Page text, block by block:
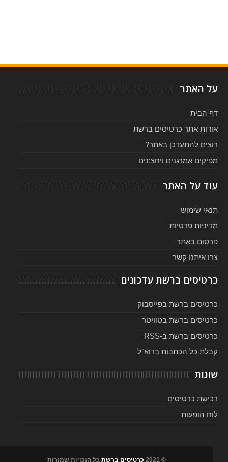
על האתר
דף הבית
אודות אתר כרטיסים ברשת
רוצים להתעדכן באתר?
מפיקים אמרגנים ויחצ:נים
עוד על האתר
תנאי שימוש
מדיניות פרטיות
פרסום באתר
צרו איתנו קשר
כרטיסים ברשת עדכונים
כרטיסים ברשת בפייסבוק
כרטיסים ברשת בטוויטר
כרטיסים ברשת ב-RSS
קבלת כל הכתבות בדוא"ל
שונות
רכישת כרטיסים
לוח הופעות
© 2021 כרטיסים ברשת כל הזכויות שמורות